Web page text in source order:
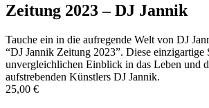
Zeitung 2023 – DJ Jannik
Tauche ein in die aufregende Welt von DJ
“DJ Jannik Zeitung 2023”. Diese einzigartige
unvergleichlichen Einblick in das Leben und
aufstrebenden Künstlers DJ Jannik.
25,00 €